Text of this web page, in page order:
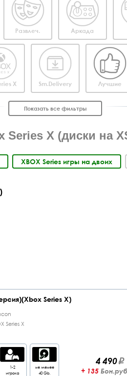
Развлеч. Аркада
X Sm.Delivery Лучшие
Показать все фильтры
X (диски на
XBOX Series игры на двоих
Series X)
Series X
1-2
игрока
не менее
40 Gb.
4 490
+ 135